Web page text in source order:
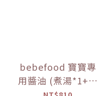
bebefood 寶寶專
用醬油 (煮湯*1+沾